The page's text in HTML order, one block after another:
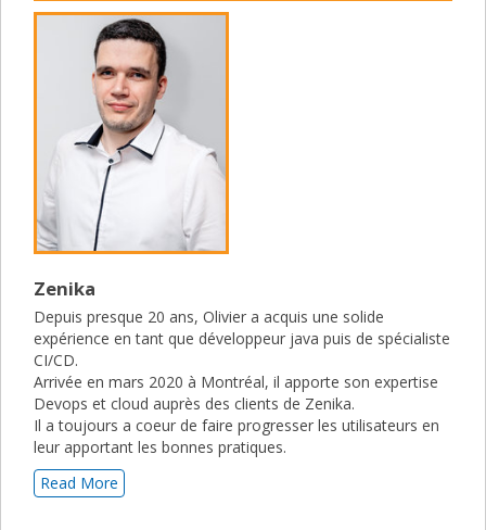
Zenika
Depuis presque 20 ans, Olivier a acquis une solide
expérience en tant que développeur java puis de spécialiste
CI/CD.
Arrivée en mars 2020 à Montréal, il apporte son expertise
Devops et cloud auprès des clients de Zenika.
Il a toujours a coeur de faire progresser les utilisateurs en
leur apportant les bonnes pratiques.
Read More